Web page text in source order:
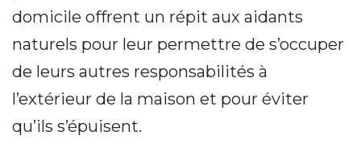
domicile offrent un répit aux aidants
naturels pour leur permettre de s’occuper
de leurs autres responsabilités à
l’extérieur de la maison et pour éviter
qu’ils s’épuisent.